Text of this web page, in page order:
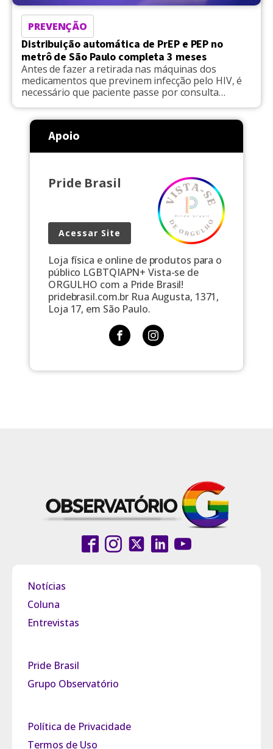
PREVENÇÃO
Distribuição automática de PrEP e PEP no
metrô de São Paulo completa 3 meses
Antes de fazer a retirada nas máquinas dos
medicamentos que previnem infecção pelo HIV, é
necessário que paciente passe por consulta
Apoio
Pride Brasil
Acessar Site
Loja física e online de produtos para o
público LGBTQIAPN+ Vista-se de
ORGULHO com a Pride Brasil!
pridebrasil.com.br Rua Augusta, 1371,
Loja 17, em São Paulo.
Notícias
Coluna
Entrevistas
Pride Brasil
Grupo Observatório
Política de Privacidade
Termos de Uso